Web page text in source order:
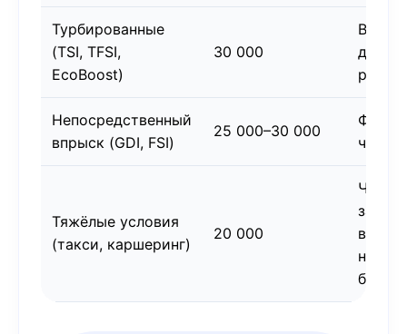
Турбированные
(TSI, TFSI,
EcoBoost)
30 000
рампе
Непосредственный
впрыск (GDI, FSI)
25 000–30 000
Тяжёлые условия
(такси, каршеринг)
20 000
бензин